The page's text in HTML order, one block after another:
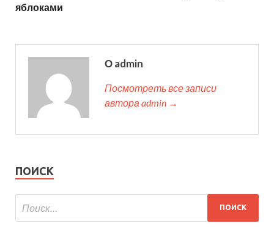
яблоками
О admin
Посмотреть все записи
автора admin →
ПОИСК